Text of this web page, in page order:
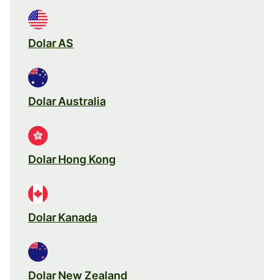
Dolar AS
Dolar Australia
Dolar Hong Kong
Dolar Kanada
Dolar New Zealand